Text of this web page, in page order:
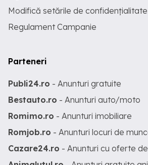
Modifică setările de confidențialitate
Regulament Campanie
Parteneri
Publi24.ro - Anunturi gratuite
Bestauto.ro - Anunturi auto/moto
Romimo.ro - Anunturi imobiliare
Romjob.ro - Anunturi locuri de
Cazare24.ro - Anunturi cu oferte